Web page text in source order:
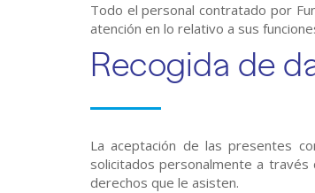
Todo el personal contratado por
atención en lo relativo a sus
Recogida de
La aceptación de las presentes
solicitados personalmente a
derechos que le asisten.